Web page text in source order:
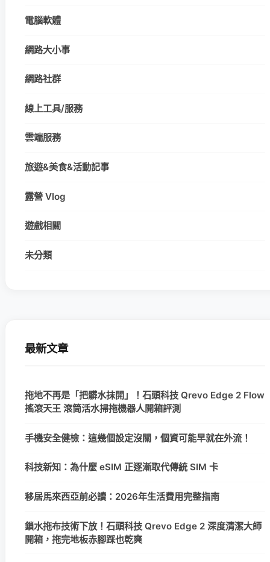
電腦軟體
網路大小事
網路社群
線上工具/服務
雲端服務
旅遊&美食&活動記事
露營 Vlog
遊戲相關
未分類
最新文章
拖地不再是「把髒水抹開」！石頭科技 Qrevo Edge 2 Flow
搖滾天王 滾筒活水掃拖機器人開箱評測
手機安全健檢：這幾個設定沒關，個資可能早就在外流！
科技新知：為什麼 eSIM 正逐漸取代傳統 SIM 卡
移居馬來西亞前必讀：2026年生活費用完整指南
鎖水拖布技術下放！石頭科技 Qrevo Edge 2 深度清潔大師
開箱，拖完地板赤腳踩也乾爽